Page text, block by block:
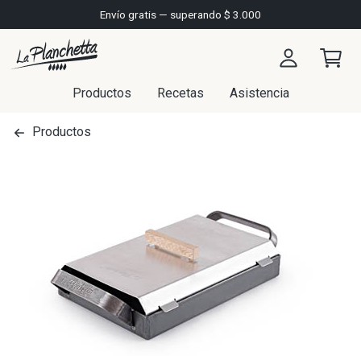
Envío gratis — superando $ 3.000
Productos Recetas Asistencia
Productos